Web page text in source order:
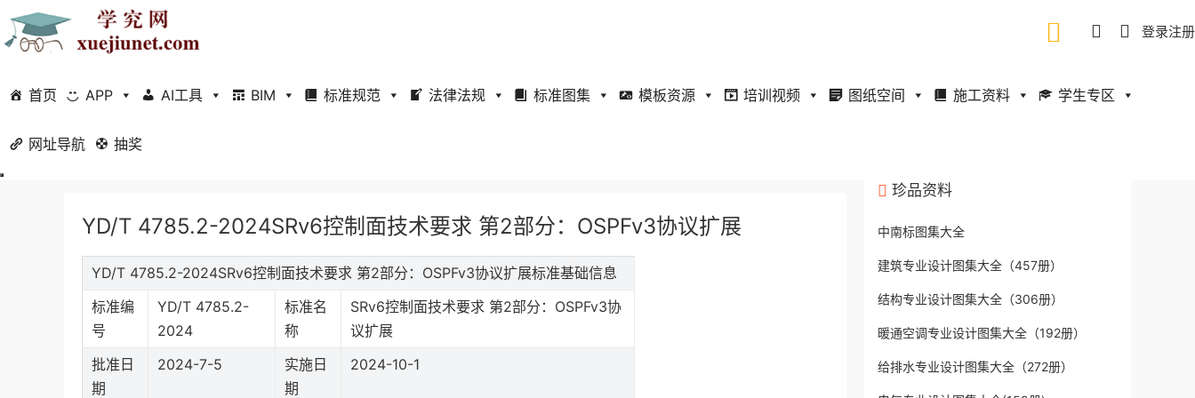
登录注册
首页 APP AI工具 BIM 标准规范 法律法规 标准图集 模板资源 培训视频 图纸空间 施工资料 学生专区
网址导航 抽奖
当前位置：首页
YD/T 4785.2-2024SRv6控制面技术要求 第2部分：OSPFv3协议扩展
YD/T 4785.2-2024SRv6控制面技术要求 第2部分：OSPFv3协议扩展标准基础信息
标准编
号
YD/T 4785.2-
2024
标准名
称
SRv6控制面技术要求 第2部分：OSPFv3协
议扩展
批准日
期
2024-7-5
实施日
期
2024-10-1
珍品资料
中南标图集大全
建筑专业设计图集大全（457册）
结构专业设计图集大全（306册）
暖通空调专业设计图集大全（192册）
给排水专业设计图集大全（272册）